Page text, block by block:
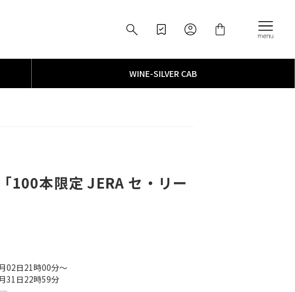
WINE­-­SILVER CAB
100本限定 JERA セ・リー
02日21時00分〜
31日22時59分